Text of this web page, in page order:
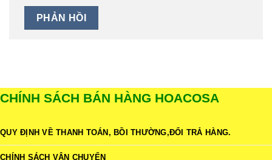
CHÍNH SÁCH BÁN HÀNG HOACOSA
QUY ĐỊNH VỀ THANH TOÁN, BỒI THƯỜNG,ĐỔI TRẢ HÀNG.
CHÍNH SÁCH VẬN CHUYỂN